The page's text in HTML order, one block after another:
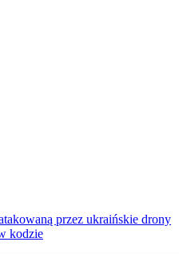
przez ukraińskie drony
kodzie